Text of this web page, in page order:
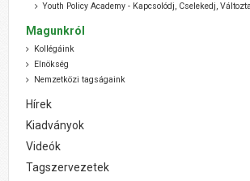
Youth Policy Academy - Kapcsolódj, Cselekedj,
Magunkról
Kollégáink
Elnökség
Nemzetközi tagságaink
Hírek
Kiadványok
Videók
Tagszervezetek